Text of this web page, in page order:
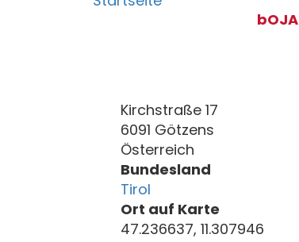
Main
bOJA
Kirchstraße 17
6091 Götzens
Österreich
Bundesland
Tirol
Ort auf Karte
47.236637, 11.307946